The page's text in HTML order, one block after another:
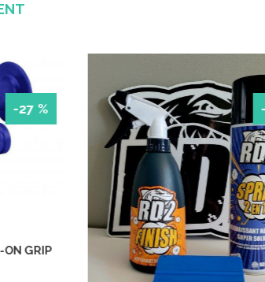
-40 %
YZ 125
Kit plastiques Complet
YZ 125 /250 2022